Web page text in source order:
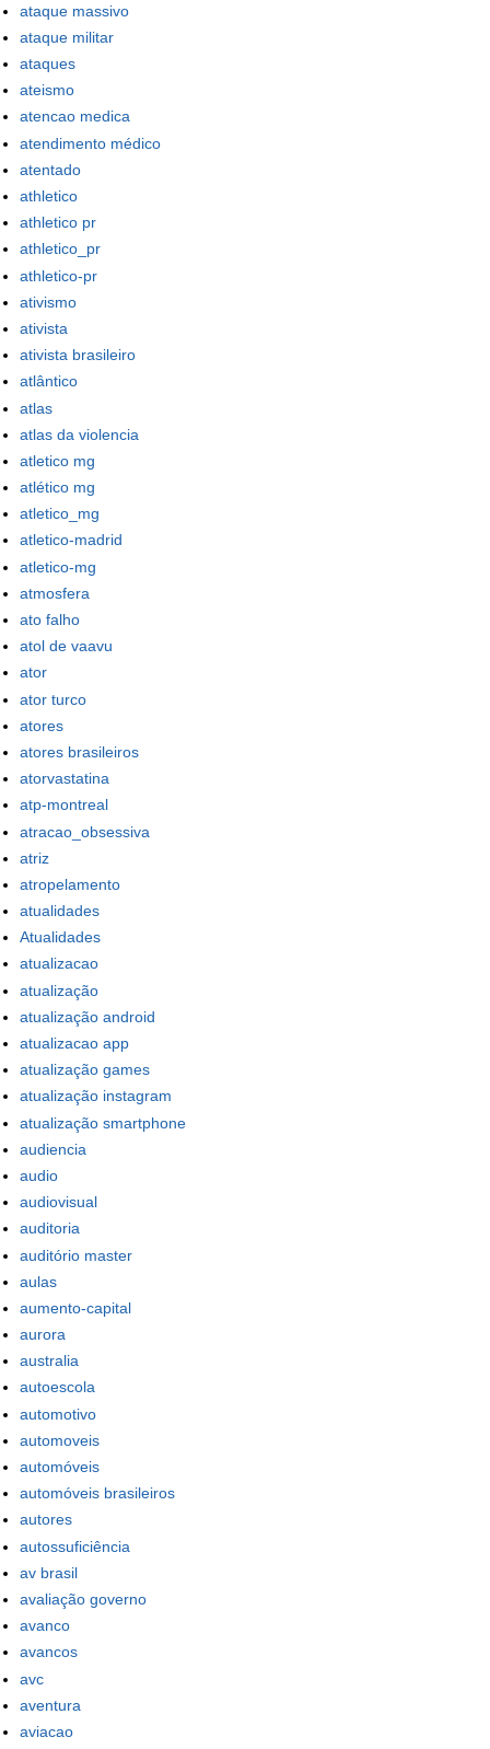
ataque massivo
ataque militar
ataques
ateismo
atencao medica
atendimento médico
atentado
athletico
athletico pr
athletico_pr
athletico-pr
ativismo
ativista
ativista brasileiro
atlântico
atlas
atlas da violencia
atletico mg
atlético mg
atletico_mg
atletico-madrid
atletico-mg
atmosfera
ato falho
atol de vaavu
ator
ator turco
atores
atores brasileiros
atorvastatina
atp-montreal
atracao_obsessiva
atriz
atropelamento
atualidades
Atualidades
atualizacao
atualização
atualização android
atualizacao app
atualização games
atualização instagram
atualização smartphone
audiencia
audio
audiovisual
auditoria
auditório master
aulas
aumento-capital
aurora
australia
autoescola
automotivo
automoveis
automóveis
automóveis brasileiros
autores
autossuficiência
av brasil
avaliação governo
avanco
avancos
avc
aventura
aviacao